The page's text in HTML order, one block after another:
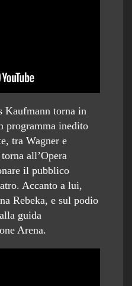
Kaufmann torna in
programma inedito
tra Wagner e
all’Opera
il pubblico
Accanto a lui,
Rebeka, e sul podio
guida
Arena.